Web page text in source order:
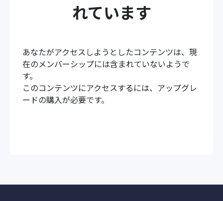
れています
あなたがアクセスしようとしたコンテンツは、現
在のメンバーシップには含まれていないようで
す。
このコンテンツにアクセスするには、アップグレ
ードの購入が必要です。